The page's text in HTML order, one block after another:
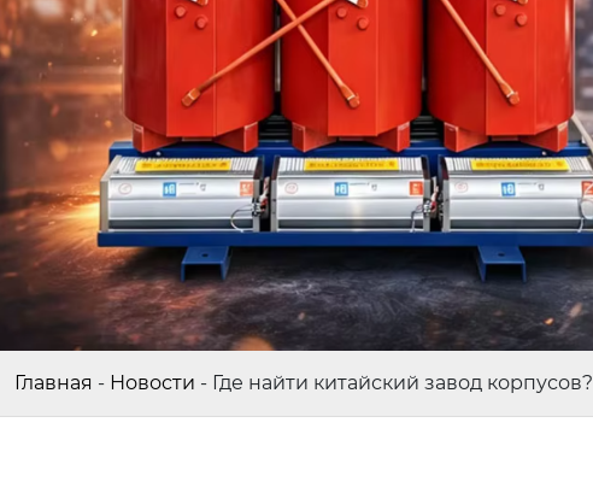
Главная - Новости - Где найти китайский завод корпусов?